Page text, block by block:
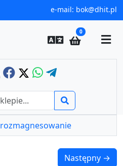
e-mail: bok@dhit.pl
0
rozmagnesowanie
Następny →